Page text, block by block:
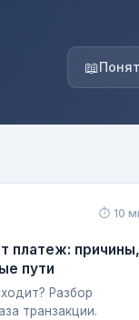
📖
⏱ 10
платеж: причины,
пути
Разбор
транзакции.